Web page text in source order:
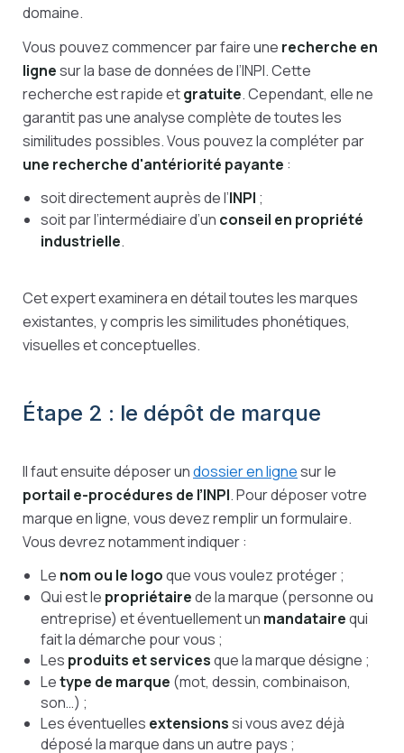
domaine.
Vous pouvez commencer par faire une recherche en
lignesur la base de données de l’INPI. Cette
recherche est rapide etgratuite. Cependant, elle ne
garantit pas une analyse complète de toutes les
similitudes possibles. Vous pouvez la compléter par
une recherche d'antériorité payante :
soit directement auprès de l’INPI ;
soit par l’intermédiaire d’un conseil en propriété
industrielle.
Cet expert examinera en détail toutes les marques
existantes, y compris les similitudes phonétiques,
visuelles et conceptuelles.
Étape 2 : le dépôt de marque
Il faut ensuite déposer undossier en lignesurle
portail e-procédures de l’INPI. Pour déposer votre
marque en ligne, vous devez remplir un formulaire.
Vous devrez notamment indiquer :
Le nom ou le logoque vous voulez protéger ;
Qui est le propriétairede la marque (personne ou
entreprise) et éventuellement un mandatairequi
fait la démarche pour vous ;
Les produits et servicesque la marque désigne ;
Letype de marque (mot, dessin, combinaison,
son…) ;
Les éventuelles extensionssi vous avez déjà
déposé la marque dans un autre pays ;